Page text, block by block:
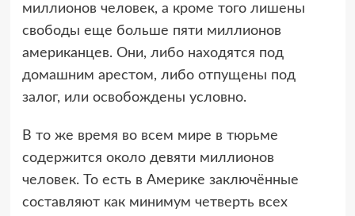
миллионов человек, а кроме того лишены
свободы еще больше пяти миллионов
американцев. Они, либо находятся под
домашним арестом, либо отпущены под
залог, или освобождены условно.
В то же время во всем мире в тюрьме
содержится около девяти миллионов
человек. То есть в Америке заключённые
составляют как минимум четверть всех